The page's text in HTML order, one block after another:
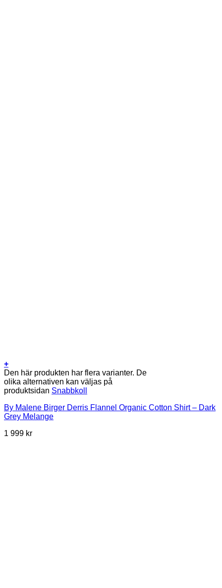
+
Den här produkten har flera varianter. De
olika alternativen kan väljas på
produktsidan Snabbkoll
By Malene Birger Derris Flannel Organic Cotton Shirt – Dark
Grey Melange
1 999 kr